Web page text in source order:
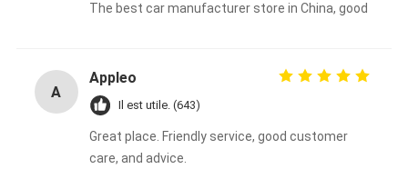
The best car manufacturer store in China, good
A
Appleo
Il est utile. (643)
Great place. Friendly service, good customer
care, and advice.